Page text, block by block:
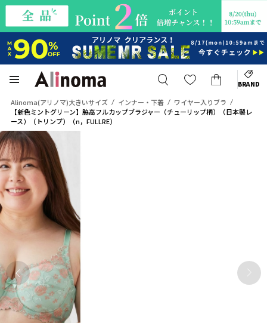
BRAND
Alinoma(アリノマ)大きいサイズ インナー・下着
ワイヤー入りブラ
【新色ミントグリーン】脇高フルカップブラジャー（チューリップ柄）（日本製レ
ース）（トリンプ）（n，FULLRE）